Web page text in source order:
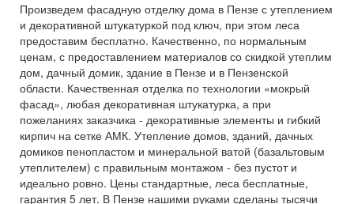
Произведем фасадную отделку дома в Пензе с утеплением
и декоративной штукатуркой под ключ, при этом леса
предоставим бесплатно. Качественно, по нормальным
ценам, с предоставлением материалов со скидкой утеплим
дом, дачный домик, здание в Пензе и в Пензенской
области. Качественная отделка по технологии «мокрый
фасад», любая декоративная штукатурка, а при
пожеланиях заказчика - декоративные элементы и гибкий
кирпич на сетке АМК. Утепление домов, зданий, дачных
домиков пенопластом и минеральной ватой (базальтовым
утеплителем) с правильным монтажом - без пустот и
идеально ровно. Цены стандартные, леса бесплатные,
гарантия 5 лет. В Пензе нашими руками сделаны тысячи